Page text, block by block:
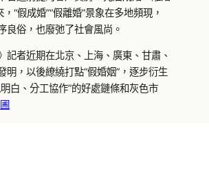
“假成婚”“假離婚”景象在多地頻現，
良俗，也廢弛了社會風尚。
記者近期在北京、上海、廣東、甘肅、
明，以後繚繞打點“假婚姻”，逐步衍生
白、分工協作”的好處鏈條和灰色市